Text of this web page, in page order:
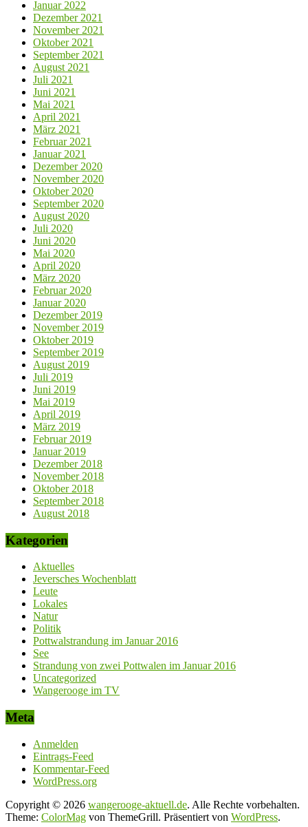
Januar 2022
Dezember 2021
November 2021
Oktober 2021
September 2021
August 2021
Juli 2021
Juni 2021
Mai 2021
April 2021
März 2021
Februar 2021
Januar 2021
Dezember 2020
November 2020
Oktober 2020
September 2020
August 2020
Juli 2020
Juni 2020
Mai 2020
April 2020
März 2020
Februar 2020
Januar 2020
Dezember 2019
November 2019
Oktober 2019
September 2019
August 2019
Juli 2019
Juni 2019
Mai 2019
April 2019
März 2019
Februar 2019
Januar 2019
Dezember 2018
November 2018
Oktober 2018
September 2018
August 2018
Kategorien
Aktuelles
Jeversches Wochenblatt
Leute
Lokales
Natur
Politik
Pottwalstrandung im Januar 2016
See
Strandung von zwei Pottwalen im Januar 2016
Uncategorized
Wangerooge im TV
Meta
Anmelden
Eintrags-Feed
Kommentar-Feed
WordPress.org
Copyright © 2026 wangerooge-aktuell.de. Alle Rechte vorbehalten.
Theme: ColorMag von ThemeGrill. Präsentiert von WordPress.